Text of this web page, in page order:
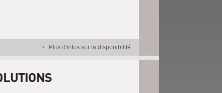
Plus d'infos sur la disponibilité